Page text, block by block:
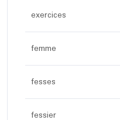
exercices
femme
fesses
fessier